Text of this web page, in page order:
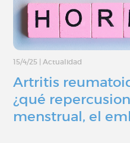
15/4/25 | Actualidad
Artritis
¿qué
menstrual, el